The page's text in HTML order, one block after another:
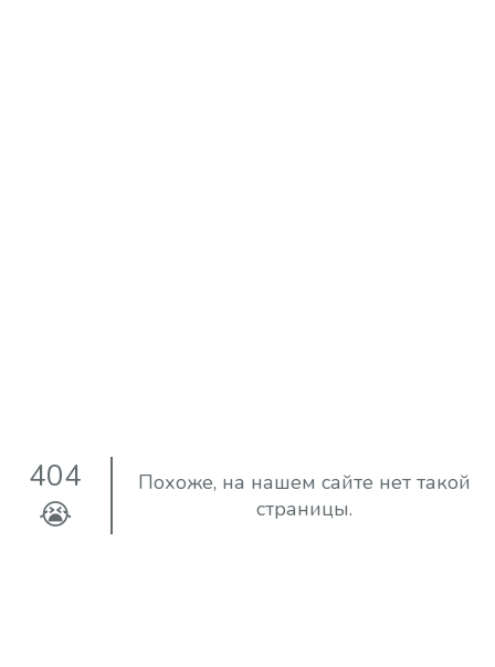
404
😭
Похоже, на нашем сайте нет такой
страницы.